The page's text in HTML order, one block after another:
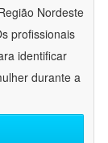
Nordeste
profissionais
identificar
durante a